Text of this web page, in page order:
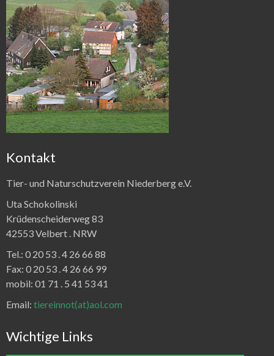
Kontakt
Tier- und Naturschutzverein Niederberg e.V.
Uta Schokolinski
Krüdenscheiderweg 83
42553 Velbert . NRW
Tel.: 0 20 53 . 4 26 66 88
Fax: 0 20 53 . 4 26 66 99
mobil: 01 71 . 5 41 53 41
Email: tiereinnot(at)aol.com
Wichtige Links